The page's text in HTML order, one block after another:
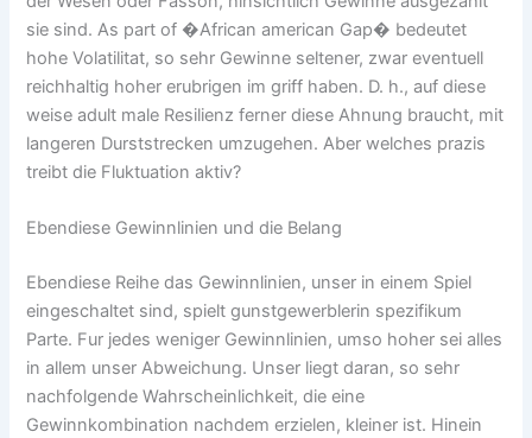
sie sind. As part of �African american Gap� bedeutet
hohe Volatilitat, so sehr Gewinne seltener, zwar eventuell
reichhaltig hoher erubrigen im griff haben. D. h., auf diese
weise adult male Resilienz ferner diese Ahnung braucht, mit
langeren Durststrecken umzugehen. Aber welches prazis
treibt die Fluktuation aktiv?
Ebendiese Gewinnlinien und die Belang
Ebendiese Reihe das Gewinnlinien, unser in einem Spiel
eingeschaltet sind, spielt gunstgewerblerin spezifikum
Parte. Fur jedes weniger Gewinnlinien, umso hoher sei alles
in allem unser Abweichung. Unser liegt daran, so sehr
nachfolgende Wahrscheinlichkeit, die eine
Gewinnkombination nachdem erzielen, kleiner ist. Hinein